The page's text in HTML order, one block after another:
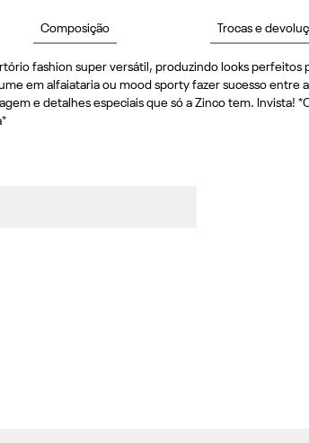
Composição Trocas e
fashion super versátil, produzindo looks perfeitos
em alfaiataria ou mood sporty fazer sucesso entre
e detalhes especiais que só a Zinco tem. Invista!